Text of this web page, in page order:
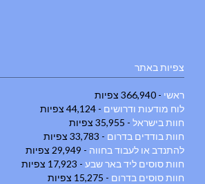
צפיות באתר
ראשי - 366,940 צפיות
לוח מודעות ודרושים - 44,124 צפיות
חוות בישראל - 35,955 צפיות
חוות בודדים בדרום - 33,783 צפיות
להתנדב או לעבוד בחווה - 29,949 צפיות
חוות סוסים ליד באר שבע - 17,923 צפיות
חוות סוסים בדרום - 15,275 צפיות